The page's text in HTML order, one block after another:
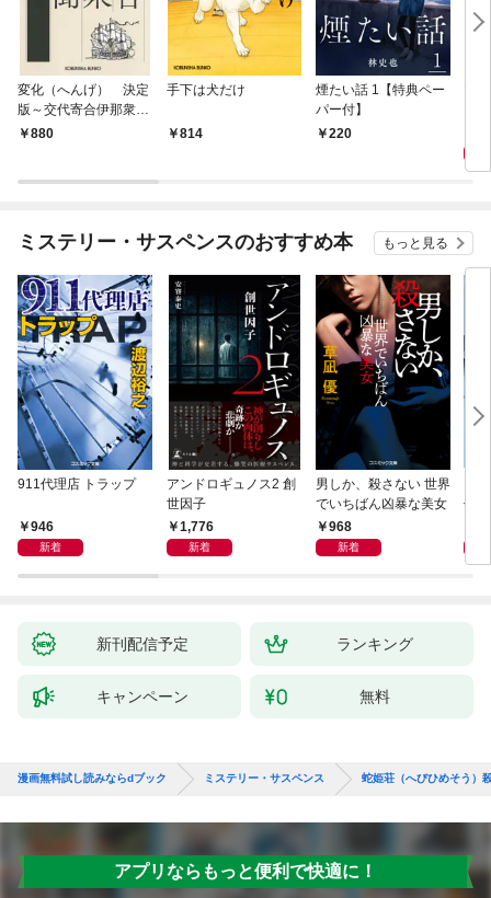
変化（へんげ） 決定
版～交代寄合伊那衆異
聞（1）～
880
手下は犬だけ
814
煙たい話 1【特典ペー
パー付】
220
ミステリー・サスペンスのおすすめ本 もっと見る
911代理店 トラップ
946
新着
アンドロギュノス2 創
世因子
1,776
新着
男しか、殺さない 世界
でいちばん凶暴な美女
968
新着
件
新刊配信予定 ランキング
キャンペーン 無料
漫画無料試し読みならdブック ミステリー・サスペンス 蛇姫荘（へびひめそう）
アプリならもっと便利で快適に！